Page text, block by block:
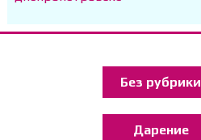
Без рубрики
Дарение